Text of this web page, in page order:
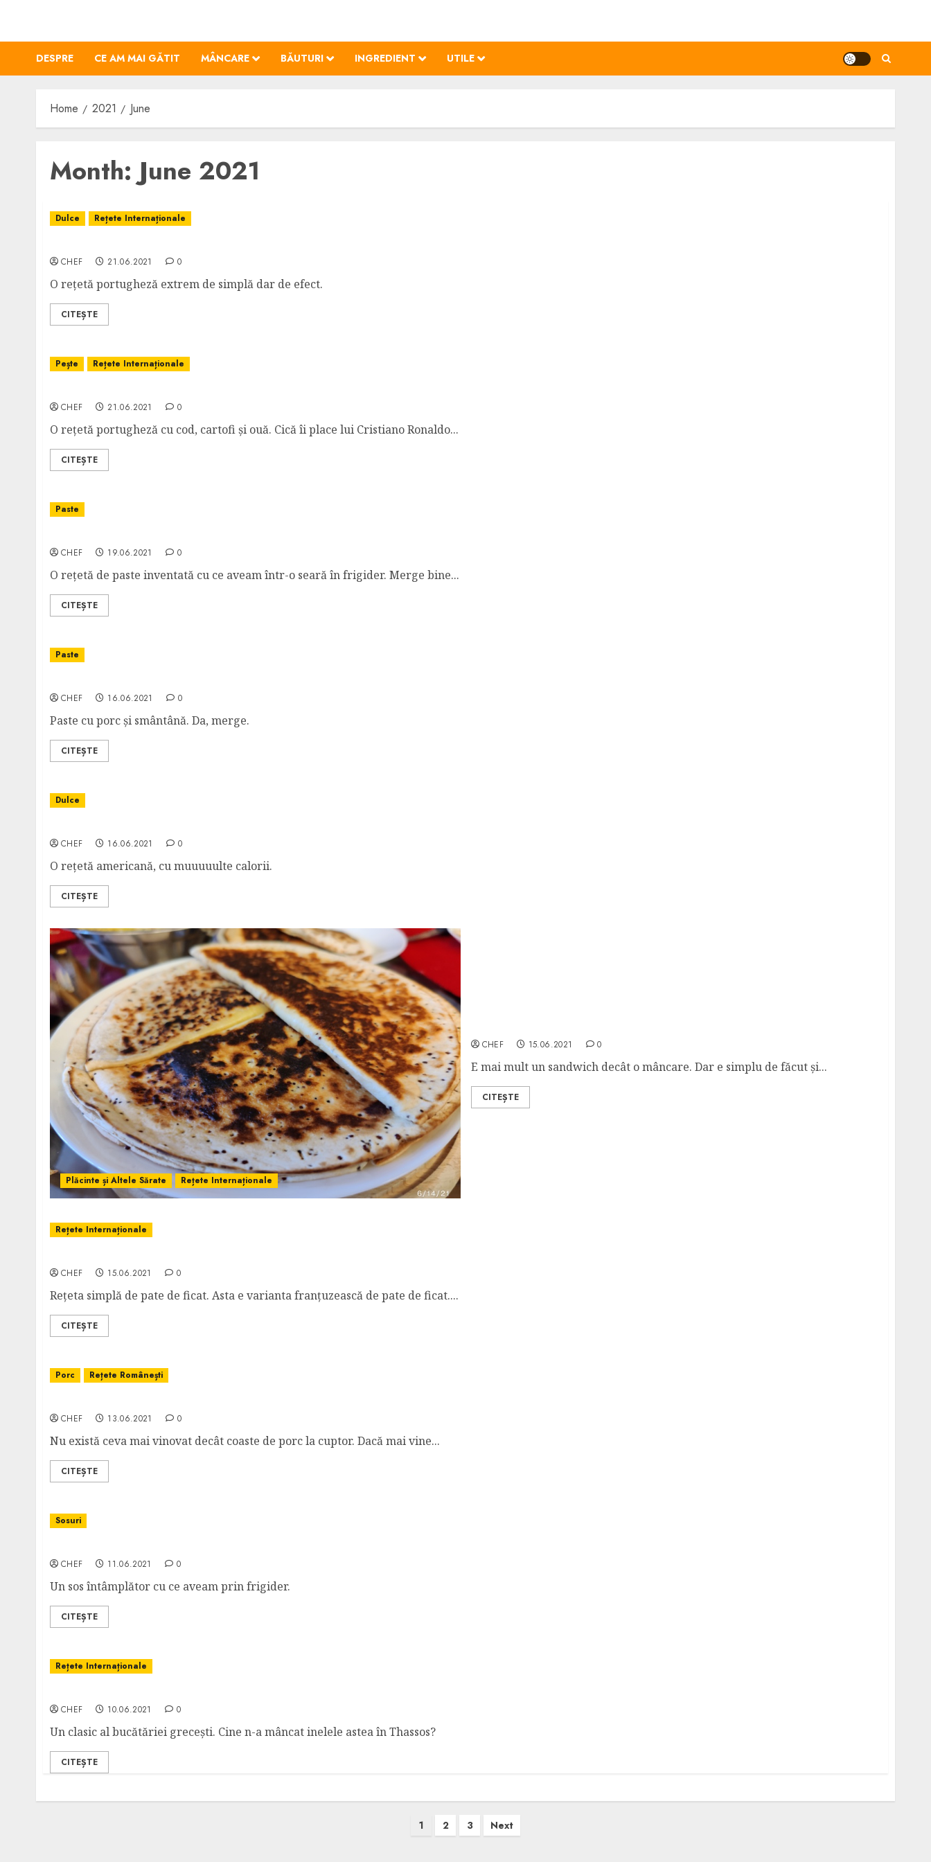
content
DESPRE CE AM MAI GĂTIT MÂNCARE BĂUTURI INGREDIENT UTILE
Home 2021 June
Month:June 2021
Dulce Rețete Internaționale
CHEF 21.06.2021 0
O rețetă portugheză extrem de simplă dar de efect.
CITEȘTE
Pește Rețete Internaționale
CHEF 21.06.2021 0
O rețetă portugheză cu cod, cartofi și ouă. Cică îi place lui Cristiano Ronaldo...
CITEȘTE
Paste
CHEF 19.06.2021 0
O rețetă de paste inventată cu ce aveam într-o seară în frigider. Merge bine...
CITEȘTE
Paste
CHEF 16.06.2021 0
Paste cu porc și smântână. Da, merge.
CITEȘTE
Dulce
CHEF 16.06.2021 0
O rețetă americană, cu muuuuulte calorii.
CITEȘTE
Plăcinte și Altele Sărate Rețete Internaționale
CHEF 15.06.2021 0
E mai mult un sandwich decât o mâncare. Dar e simplu de făcut și...
CITEȘTE
Rețete Internaționale
CHEF 15.06.2021 0
Rețeta simplă de pate de ficat. Asta e varianta franțuzească de pate de ficat....
CITEȘTE
Porc Rețete Românești
CHEF 13.06.2021 0
Nu există ceva mai vinovat decât coaste de porc la cuptor. Dacă mai vine...
CITEȘTE
Sosuri
CHEF 11.06.2021 0
Un sos întâmplător cu ce aveam prin frigider.
CITEȘTE
Rețete Internaționale
CHEF 10.06.2021 0
Un clasic al bucătăriei grecești. Cine n-a mâncat inelele astea în Thassos?
CITEȘTE
1 2 3 Next